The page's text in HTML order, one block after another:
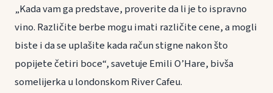
„Kada vam ga predstave, proverite da li je to ispravno
vino. Različite berbe mogu imati različite cene, a mogli
biste i da se uplašite kada račun stigne nakon što
popijete četiri boce“, savetuje Emili O’Hare, bivša
somelijerka u londonskom River Cafeu.